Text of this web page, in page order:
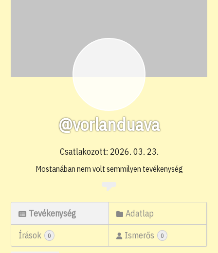
@vorlanduava
Csatlakozott: 2026. 03. 23.
Mostanában nem volt semmilyen tevékenység
Tevékenység
Adatlap
Írások
0 Ismerős 0